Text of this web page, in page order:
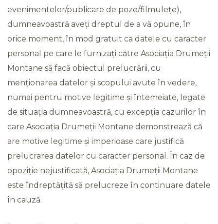
evenimentelor/publicare de poze/filmulețe),
dumneavoastră aveți dreptul de a vă opune, în
orice moment, în mod gratuit ca datele cu caracter
personal pe care le furnizați către Asociația Drumeții
Montane să facă obiectul prelucrării, cu
menționarea datelor și scopului avute în vedere,
numai pentru motive legitime și întemeiate, legate
de situația dumneavoastră, cu excepția cazurilor în
care Asociația Drumeții Montane demonstrează că
are motive legitime și imperioase care justifică
prelucrarea datelor cu caracter personal. În caz de
opoziție nejustificată, Asociația Drumeții Montane
este îndreptățită să prelucreze în continuare datele
în cauză.